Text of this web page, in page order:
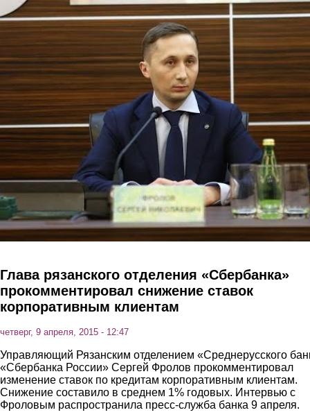
Перейти к основному содержанию
Глава рязанского отделения «Сбербанка»
прокомментировал снижение ставок
корпоративным клиентам
четверг, 9 апреля, 2015 - 12:47
Управляющий Рязанским отделением «Среднерусского
«Сбербанка России» Сергей Фролов прокомментировал
изменение ставок по кредитам корпоративным клиентам.
Снижение составило в среднем 1% годовых. Интервью с
Фроловым распространила пресс-служба банка 9 апреля.